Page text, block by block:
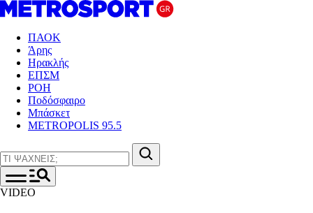
ΠΑΟΚ
Άρης
Ηρακλής
ΕΠΣΜ
ΡΟΗ
Ποδόσφαιρο
Μπάσκετ
METROPOLIS 95.5
VIDEO